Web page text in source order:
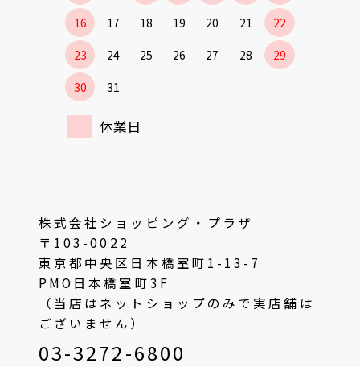
16
17 18 19 20 21
22
23
24 25 26 27 28
29
30
31
休業日
株式会社ショッピング・プラザ
〒103-0022
東京都中央区日本橋室町1-13-7
PMO日本橋室町3F
（当店はネットショップのみで実店舗は
ございません）
03-3272-6800